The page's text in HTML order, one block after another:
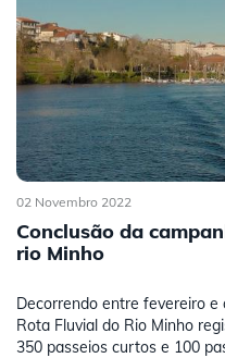
02 Novembro 2022
Conclusão da
rio Minho
Decorrendo entre fevereiro
Rota Fluvial do Rio Minho
350 passeios curtos e 100